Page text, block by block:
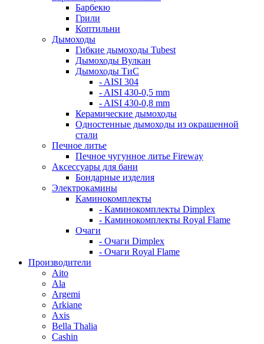
Барбекю
Грили
Коптильни
Дымоходы
Гибкие дымоходы Tubest
Дымоходы Вулкан
Дымоходы ТиС
- AISI 304
- AISI 430-0,5 mm
- AISI 430-0,8 mm
Керамические дымоходы
Одностенные дымоходы из окрашенной
стали
Печное литье
Печное чугунное литье Fireway
Аксессуары для бани
Бондарные изделия
Электрокамины
Каминокомплекты
- Каминокомплекты Dimplex
- Каминокомплекты Royal Flame
Очаги
- Очаги Dimplex
- Очаги Royal Flame
Производители
Aito
Ala
Argemi
Arkiane
Axis
Bella Thalia
Cashin